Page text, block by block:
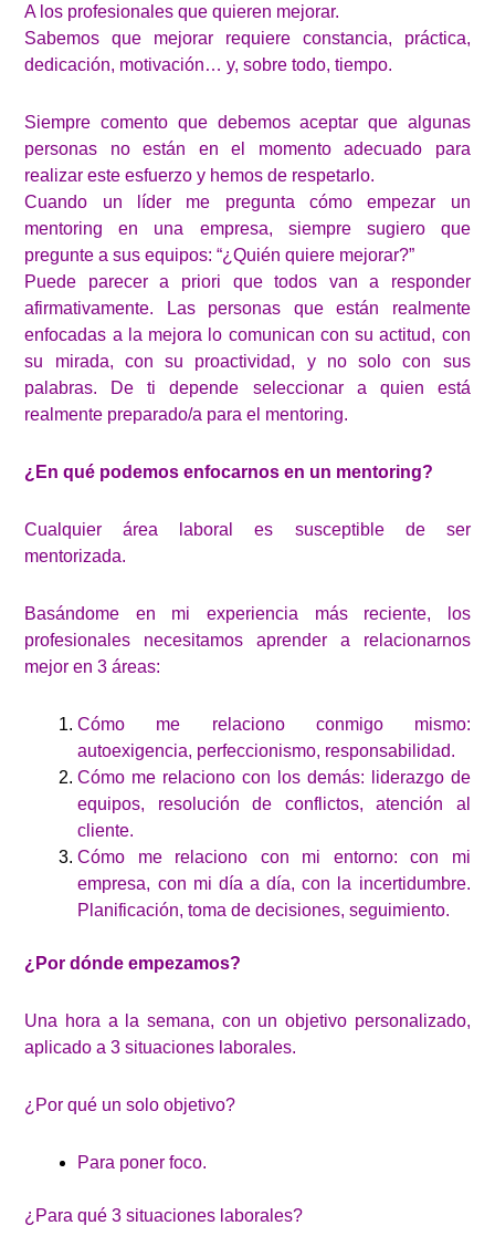
A los profesionales que quieren mejorar.
Sabemos que mejorar requiere constancia, práctica,
dedicación, motivación… y, sobre todo, tiempo.
Siempre comento que debemos aceptar que algunas
personas no están en el momento adecuado para
realizar este esfuerzo y hemos de respetarlo.
Cuando un líder me pregunta cómo empezar un
mentoring en una empresa, siempre sugiero que
pregunte a sus equipos: “¿Quién quiere mejorar?”
Puede parecer a priori que todos van a responder
afirmativamente. Las personas que están realmente
enfocadas a la mejora lo comunican con su actitud, con
su mirada, con su proactividad, y no solo con sus
palabras. De ti depende seleccionar a quien está
realmente preparado/a para el mentoring.
¿En qué podemos enfocarnos en un mentoring?
Cualquier área laboral es susceptible de ser
mentorizada.
Basándome en mi experiencia más reciente, los
profesionales necesitamos aprender a relacionarnos
mejor en 3 áreas:
Cómo me relaciono conmigo mismo:
autoexigencia, perfeccionismo, responsabilidad.
Cómo me relaciono con los demás: liderazgo de
equipos, resolución de conflictos, atención al
cliente.
Cómo me relaciono con mi entorno: con mi
empresa, con mi día a día, con la incertidumbre.
Planificación, toma de decisiones, seguimiento.
¿Por dónde empezamos?
Una hora a la semana, con un objetivo personalizado,
aplicado a 3 situaciones laborales.
¿Por qué un solo objetivo?
Para poner foco.
¿Para qué 3 situaciones laborales?